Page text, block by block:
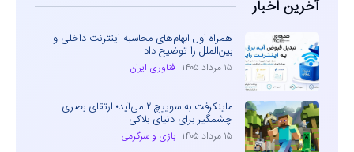
آخرین اخبار
همراه اول ابهام‌های محاسبه اینترنت داخلی و
بین‌الملل را توضیح داد
۱۵ مرداد ۱۴۰۵ فناوری ایران
ماینکرفت به سوییچ ۲ می‌آید؛ ارتقای بصری
چشمگیر برای دنیای بلاکی
۱۵ مرداد ۱۴۰۵ بازی و سرگرمی